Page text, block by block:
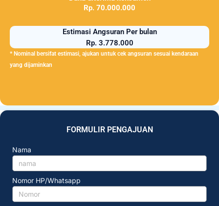
Rp. 70.000.000
Estimasi Angsuran Per bulan
Rp. 3.778.000
* Nominal bersifat estimasi, ajukan untuk cek angsuran sesuai kendaraan
yang dijaminkan
FORMULIR PENGAJUAN
Nama
Nomor HP/Whatsapp